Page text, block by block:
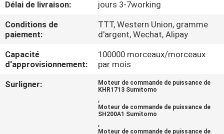
CONTACTEZ-
NOUS
BLOG
Délai de livraison:
jours 3-7working
Conditions de
paiement:
TTT, Western Union, gramme
d'argent, Wechat, Alipay
Capacité
d'approvisionnement:
100000 morceaux/morceaux
par mois
Surligner:
Moteur de commande de puissance de
KHR1713 Sumitomo
,
Moteur de commande de puissance de
SH200A1 Sumitomo
,
Moteur de commande de puissance de